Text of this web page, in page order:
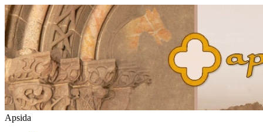
Apsida